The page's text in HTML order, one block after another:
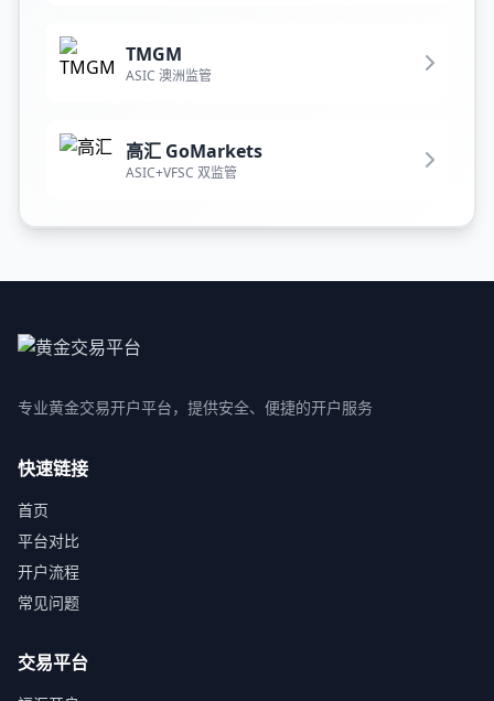
TMGM
ASIC 澳洲监管
高汇 GoMarkets
ASIC+VFSC 双监管
专业黄金交易开户平台，提供安全、便捷的开户服务
快速链接
首页
平台对比
开户流程
常见问题
交易平台